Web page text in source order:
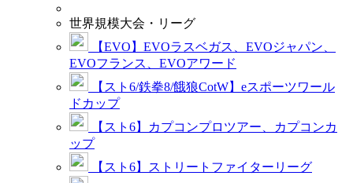
世界規模大会・リーグ
【EVO】EVOラスベガス、EVOジャパン、
EVOフランス、EVOアワード
【スト6/鉄拳8/餓狼CotW】eスポーツワール
ドカップ
【スト6】カプコンプロツアー、カプコンカ
ップ
【スト6】ストリートファイターリーグ